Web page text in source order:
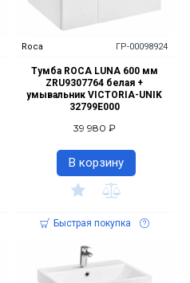
Roca ГР-00098924
Тумба ROCA LUNA 600 мм
ZRU9307764 белая +
умывальник VICTORIA-UNIK
32799E000
39 980 ₽
В корзину
Быстрая покупка